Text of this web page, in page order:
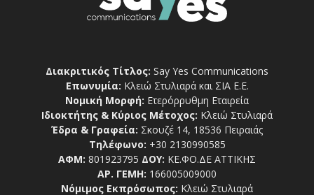
Διακριτικός Τίτλος: Say Yes Communications
Επωνυμία: Κλειώ Στυλιαρά και ΣΙΑ Ε.Ε.
Νομική Μορφή: Ετερόρρυθμη Εταιρεία
Ιδιοκτήτης & Κύριος Μέτοχος: Κλειώ Στυλιαρά
Έδρα & Γραφεία: Σκουζέ 14, 18536 Πειραιάς
Τηλέφωνο: +30 2130990585
ΑΦΜ: 801923795 ΔΟΥ: ΚΕ.ΦΟ.ΔΕ ΑΤΤΙΚΗΣ
ΑΡ. ΓΕΜΗ: 166005009000
Νόμιμος Εκπρόσωπος: Κλειώ Στυλιαρά